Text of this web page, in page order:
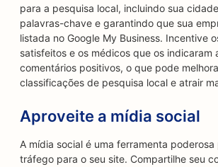
para a pesquisa local, incluindo sua
palavras-chave e garantindo que sua
listada no Google My Business. Incentive
satisfeitos e os médicos que os indicaram
comentários positivos, o que pode
classificações de pesquisa local e atrair
Aproveite a mídia social
A mídia social é uma ferramenta
tráfego para o seu site. Compartilhe seu